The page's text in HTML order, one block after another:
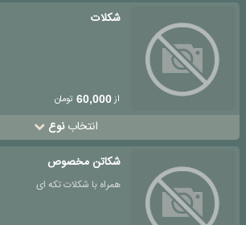
شکلات
از60,000 تومان
انتخابنوع
شکاتن مخصوص
همراه با شکلات تکه ای